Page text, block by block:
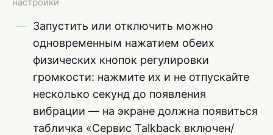
Запустить или отключить можно
одновременным нажатием обеих
физических кнопок регулировки
громкости: нажмите их и не отпускайте
несколько секунд до появления
вибрации — на экране должна появиться
табличка «Сервис Talkback включен/